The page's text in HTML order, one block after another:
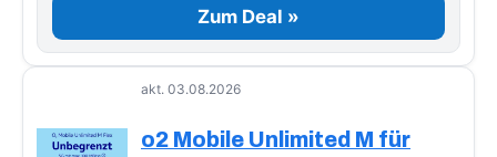
Zum Deal »
akt. 03.08.2026
o2 Mobile Unlimited M für